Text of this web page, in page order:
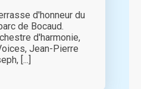
d'honneur du
de Bocaud.
d'harmonie,
Jean-Pierre
[...]